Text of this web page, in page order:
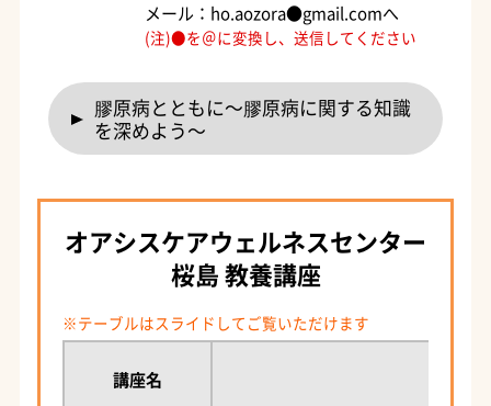
メール：ho.aozora●gmail.comへ
(注)●を＠に変換し、送信してください
膠原病とともに～膠原病に関する知識
を深めよう～
オアシスケアウェルネスセンター
桜島 教養講座
講座名